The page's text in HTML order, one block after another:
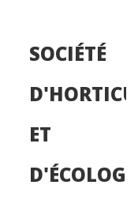
SOCIÉTÉ
ET